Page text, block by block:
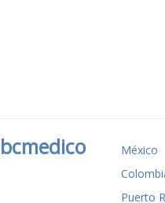
México
Puerto